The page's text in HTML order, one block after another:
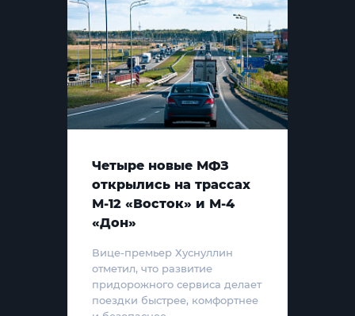
Четыре новые МФЗ
открылись на трассах
М-12 «Восток» и М-4
«Дон»
Вице-премьер Хуснуллин
отметил, что развитие
придорожного сервиса делает
поездки быстрее, комфортнее